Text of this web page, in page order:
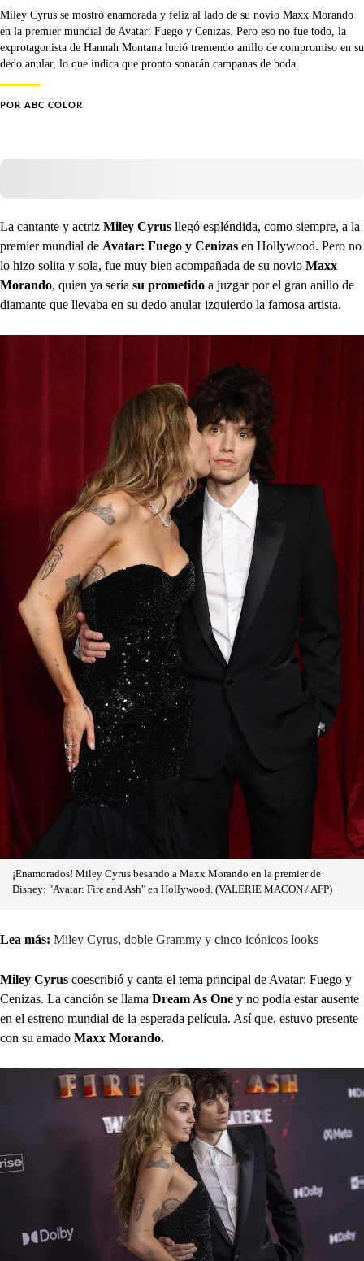
Miley Cyrus se mostró enamorada y feliz al lado de su novio Maxx Morando
en la premier mundial de Avatar: Fuego y Cenizas. Pero eso no fue todo, la
exprotagonista de Hannah Montana lució tremendo anillo de compromiso en su
dedo anular, lo que indica que pronto sonarán campanas de boda.
POR ABC COLOR
La cantante y actriz Miley Cyrus llegó espléndida, como siempre, a la
premier mundial de Avatar: Fuego y Cenizas en Hollywood. Pero no
lo hizo solita y sola, fue muy bien acompañada de su novio Maxx
Morando, quien ya sería su prometido a juzgar por el gran anillo de
diamante que llevaba en su dedo anular izquierdo la famosa artista.
¡Enamorados! Miley Cyrus besando a Maxx Morando en la premier de
Disney: "Avatar: Fire and Ash" en Hollywood. (VALERIE MACON / AFP)
Lea más: Miley Cyrus, doble Grammy y cinco icónicos looks
Miley Cyrus coescribió y canta el tema principal de Avatar: Fuego y
Cenizas. La canción se llama Dream As One y no podía estar ausente
en el estreno mundial de la esperada película. Así que, estuvo presente
con su amado Maxx Morando.